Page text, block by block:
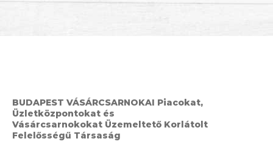
BUDAPEST VÁSÁRCSARNOKAI Piacokat,
Üzletközpontokat és
Vásárcsarnokokat Üzemeltető Korlátolt
Felelősségű Társaság